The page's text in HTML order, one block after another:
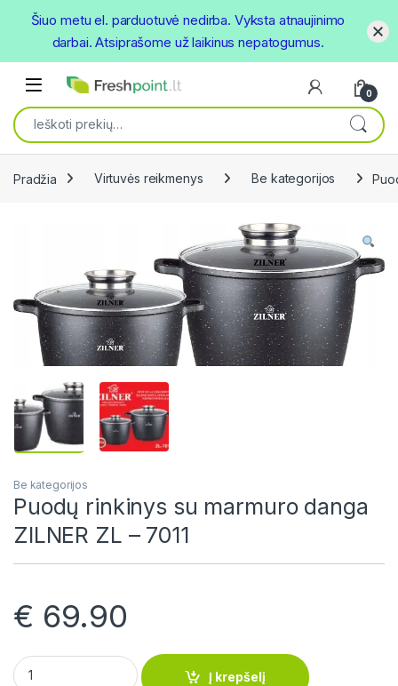
Open
0
Ieškoti:
Pradžia Virtuvės reikmenys Be kategorijos
Be kategorijos
Puodų rinkinys su marmuro danga
ZILNER ZL – 7011
€ 69.90
Puodų rinkinys su marmuro danga ZILNER ZL - 7011 quantity
Į krepšelį
Šiuo metu el. parduotuvė nedirba. Vyksta atnaujinimo
darbai. Atsiprašome už laikinus nepatogumus.